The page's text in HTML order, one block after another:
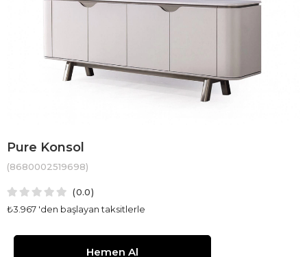
Pure Konsol
(8680002519698)
0.0
₺3.967 'den başlayan taksitlerle